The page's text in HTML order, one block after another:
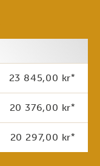
23 845,00 kr*
20 376,00 kr*
20 297,00 kr*